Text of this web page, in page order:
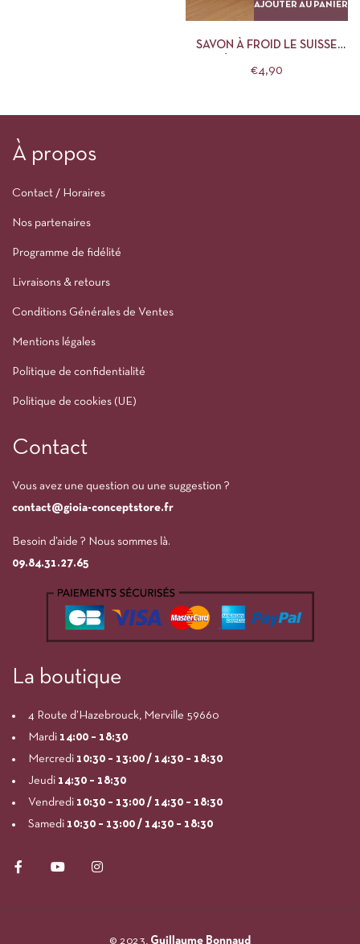
AJOUTER AU PANIER
SAVON À FROID LE SUISSE
€4,90
À propos
Contact / Horaires
Nos partenaires
Programme de fidélité
Livraisons & retours
Conditions Générales de Ventes
Mentions légales
Politique de confidentialité
Politique de cookies (UE)
Contact
Vous avez une question ou une suggestion ?
contact@gioia-conceptstore.fr
Besoin d’aide ? Nous sommes là.
09.84.31.27.65
La boutique
4 Route d’Hazebrouck, Merville 59660
Mardi 14:00 – 18:30
Mercredi 10:30 – 13:00 / 14:30 – 18:30
Jeudi 14:30 – 18:30
Vendredi 10:30 – 13:00 / 14:30 – 18:30
Samedi 10:30 – 13:00 / 14:30 – 18:30
© 2023, Guillaume Bonnaud